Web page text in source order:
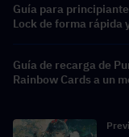
Guía para
Lock de forma rápida
Guía de recarga de
Rainbow Cards a un